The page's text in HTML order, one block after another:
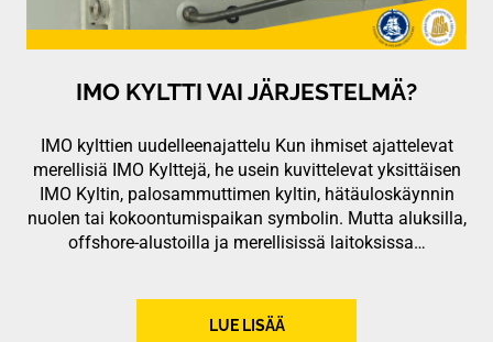
IMO KYLTTI VAI JÄRJESTELMÄ?
IMO kylttien uudelleenajattelu Kun ihmiset ajattelevat
merellisiä IMO Kylttejä, he usein kuvittelevat yksittäisen
IMO Kyltin, palosammuttimen kyltin, hätäuloskäynnin
nuolen tai kokoontumispaikan symbolin. Mutta aluksilla,
offshore-alustoilla ja merellisissä laitoksissa…
LUE LISÄÄ